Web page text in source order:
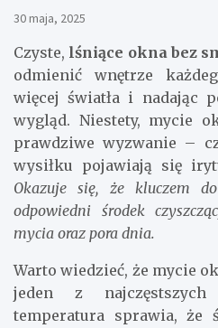
30 maja, 2025
Czyste, lśniące okna bez
odmienić wnętrze
więcej światła i nadając
wygląd. Niestety, mycie
prawdziwe wyzwanie –
wysiłku pojawiają się
Okazuje się, że kluczem
odpowiedni środek
mycia oraz pora dnia.
Warto wiedzieć, że mycie
jeden z
temperatura sprawia, że